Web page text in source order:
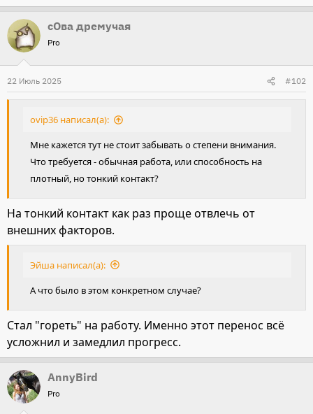
сОва дремучая
Pro
22 Июль 2025 #102
ovip36 написал(а):
Мне кажется тут не стоит забывать о степени внимания.
Что требуется - обычная работа, или способность на
плотный, но тонкий контакт?
На тонкий контакт как раз проще отвлечь от
внешних факторов.
Эйша написал(а):
А что было в этом конкретном случае?
Стал "гореть" на работу. Именно этот перенос всë
усложнил и замедлил прогресс.
AnnyBird
Pro